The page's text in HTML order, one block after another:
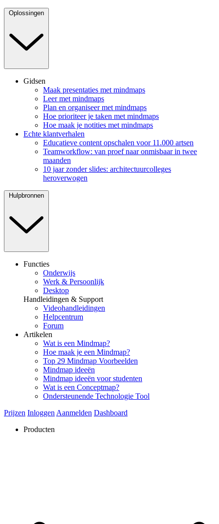
Oplossingen
Gidsen
Maak presentaties met mindmaps
Leer met mindmaps
Plan en organiseer met mindmaps
Hoe prioriteer je taken met mindmaps
Hoe maak je notities met mindmaps
Echte klantverhalen
Educatieve content opschalen voor 11.000 artsen
Teamworkflow: van proef naar onmisbaar in twee
maanden
10 jaar zonder slides: architectuurcolleges
heroverwogen
Hulpbronnen
Functies
Onderwijs
Werk & Persoonlijk
Desktop
Handleidingen & Support
Videohandleidingen
Helpcentrum
Forum
Artikelen
Wat is een Mindmap?
Hoe maak je een Mindmap?
Top 29 Mindmap Voorbeelden
Mindmap ideeën
Mindmap ideeën voor studenten
Wat is een Conceptmap?
Ondersteunende Technologie Tool
Prijzen Inloggen Aanmelden Dashboard
Producten